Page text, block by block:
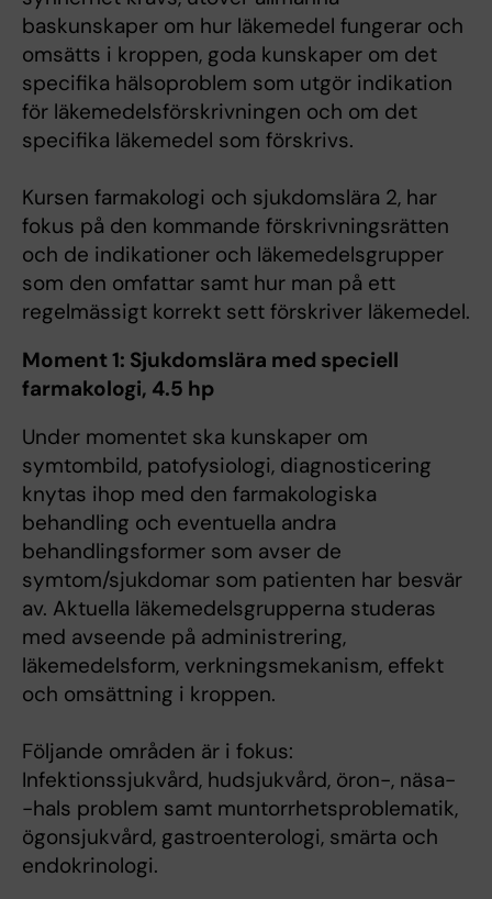
baskunskaper om hur läkemedel fungerar och
omsätts i kroppen, goda kunskaper om det
specifika hälsoproblem som utgör indikation
för läkemedelsförskrivningen och om det
specifika läkemedel som förskrivs.
Kursen farmakologi och sjukdomslära 2, har
fokus på den kommande förskrivningsrätten
och de indikationer och läkemedelsgrupper
som den omfattar samt hur man på ett
regelmässigt korrekt sett förskriver läkemedel.
Moment 1: Sjukdomslära med speciell
farmakologi, 4.5 hp
Under momentet ska kunskaper om
symtombild, patofysiologi, diagnosticering
knytas ihop med den farmakologiska
behandling och eventuella andra
behandlingsformer som avser de
symtom/sjukdomar som patienten har besvär
av. Aktuella läkemedelsgrupperna studeras
med avseende på administrering,
läkemedelsform, verkningsmekanism, effekt
och omsättning i kroppen.
Följande områden är i fokus:
Infektionssjukvård, hudsjukvård, öron-, näsa-
-hals problem samt muntorrhetsproblematik,
ögonsjukvård, gastroenterologi, smärta och
endokrinologi.